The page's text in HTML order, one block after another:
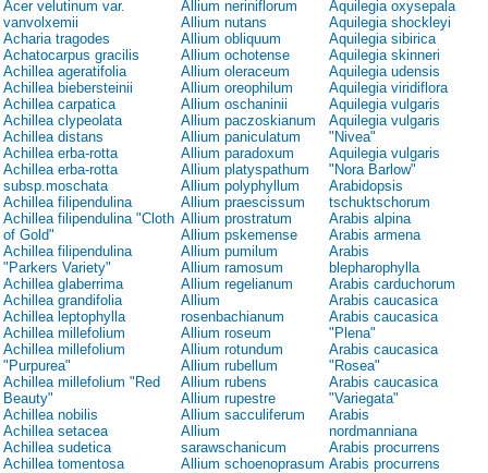
Acer velutinum var.
vanvolxemii
Acharia tragodes
Achatocarpus gracilis
Achillea ageratifolia
Achillea biebersteinii
Achillea carpatica
Achillea clypeolata
Achillea distans
Achillea erba-rotta
Achillea erba-rotta
subsp.moschata
Achillea filipendulina
Achillea filipendulina "Cloth
of Gold"
Achillea filipendulina
"Parkers Variety"
Achillea glaberrima
Achillea grandifolia
Achillea leptophylla
Achillea millefolium
Achillea millefolium
"Purpurea"
Achillea millefolium "Red
Beauty"
Achillea nobilis
Achillea setacea
Achillea sudetica
Achillea tomentosa
Allium neriniflorum
Allium nutans
Allium obliquum
Allium ochotense
Allium oleraceum
Allium oreophilum
Allium oschaninii
Allium paczoskianum
Allium paniculatum
Allium paradoxum
Allium platyspathum
Allium polyphyllum
Allium praescissum
Allium prostratum
Allium pskemense
Allium pumilum
Allium ramosum
Allium regelianum
Allium
rosenbachianum
Allium roseum
Allium rotundum
Allium rubellum
Allium rubens
Allium rupestre
Allium sacculiferum
Allium
sarawschanicum
Allium schoenoprasum
Aquilegia oxysepala
Aquilegia shockleyi
Aquilegia sibirica
Aquilegia skinneri
Aquilegia udensis
Aquilegia viridiflora
Aquilegia vulgaris
Aquilegia vulgaris
"Nivea"
Aquilegia vulgaris
"Nora Barlow"
Arabidopsis
tschuktschorum
Arabis alpina
Arabis armena
Arabis
blepharophylla
Arabis carduchorum
Arabis caucasica
Arabis caucasica
"Plena"
Arabis caucasica
"Rosea"
Arabis caucasica
"Variegata"
Arabis
nordmanniana
Arabis procurrens
Arabis procurrens